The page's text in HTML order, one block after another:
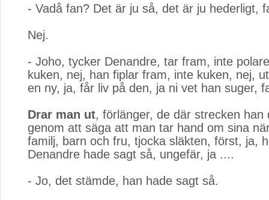
- Vadå fan? Det är ju så, det är ju hederligt,
Nej.
- Joho, tycker Denandre, tar fram, inte
kuken, nej, han fiplar fram, inte kuken, nej,
en ny, ja, får liv på den, ja ni vet han suger,
Drar man ut, förlänger, de där strecken han
genom att säga att man tar hand om sina
familj, barn och fru, tjocka släkten, först, ja,
Denandre hade sagt så, ungefär, ja ....
- Jo, det stämde, han hade sagt så.